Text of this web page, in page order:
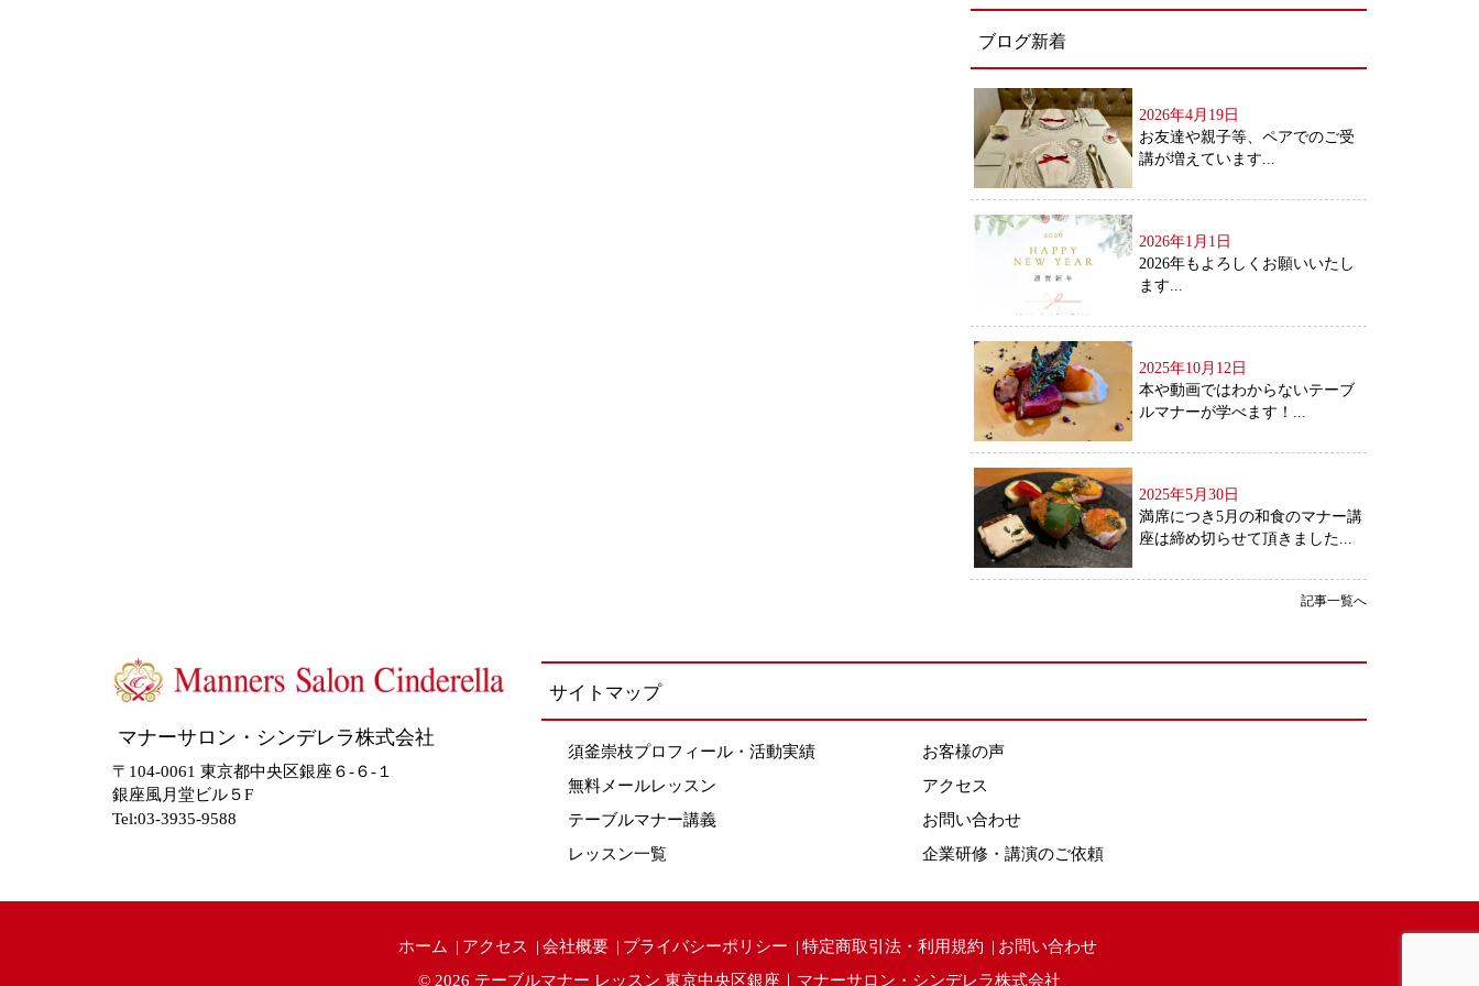
ブログ新着
2026年4月19日
お友達や親子等、ペアでのご受
講が増えています...
2026年1月1日
2026年もよろしくお願いいたし
ます...
2025年10月12日
本や動画ではわからないテーブ
ルマナーが学べます！...
2025年5月30日
満席につき5月の和食のマナー講
座は締め切らせて頂きました...
記事一覧へ
マナーサロン・シンデレラ株式会社
〒104-0061 東京都中央区銀座６-６-１
銀座風月堂ビル５F
Tel:03-3935-9588
サイトマップ
須釜崇枝プロフィール・活動実績
無料メールレッスン
テーブルマナー講義
レッスン一覧
お客様の声
アクセス
お問い合わせ
企業研修・講演のご依頼
ホーム アクセス 会社概要 プライバシーポリシー 特定商取引法・利用規約
お問い合わせ
© 2026 テーブルマナー レッスン 東京中央区銀座｜マナーサロン・シンデレラ株式会社